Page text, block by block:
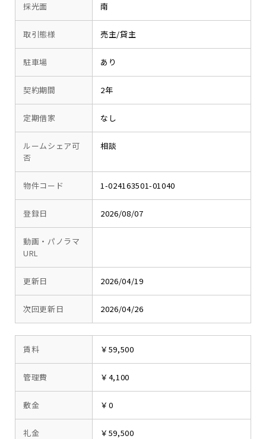
採光面 南
取引態様 売主/貸主
駐車場 あり
契約期間 2年
定期借家 なし
ルームシェア可
否
相談
物件コード 1-024163501-01040
登録日 2026/08/07
動画・パノラマ
URL
更新日 2026/04/19
次回更新日 2026/04/26
賃料 ￥59,500
管理費 ￥4,100
敷金 ￥0
礼金 ￥59,500